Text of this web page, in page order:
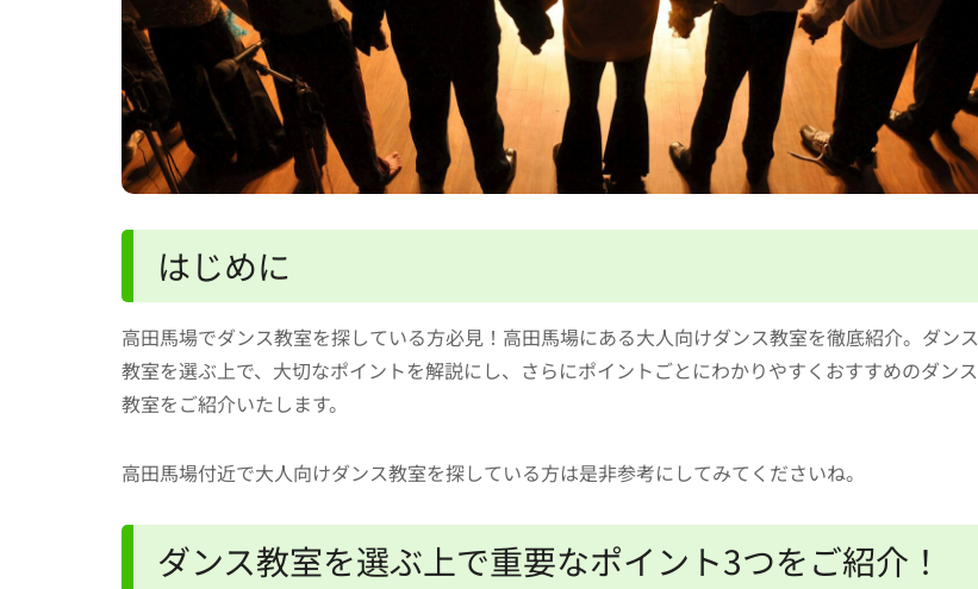
はじめに
高田馬場でダンス教室を探している方必見！高田馬場にある大人向けダンス教室を徹底紹介。ダンス
教室を選ぶ上で、大切なポイントを解説にし、さらにポイントごとにわかりやすくおすすめのダンス
教室をご紹介いたします。
高田馬場付近で大人向けダンス教室を探している方は是非参考にしてみてくださいね。
ダンス教室を選ぶ上で重要なポイント3つをご紹介！